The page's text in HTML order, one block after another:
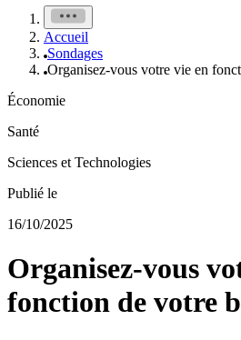
Accueil
Sondages
Organisez-vous votre vie en
Économie
Santé
Sciences et Technologies
Publié le
16/10/2025
Organisez-vous
fonction de votre